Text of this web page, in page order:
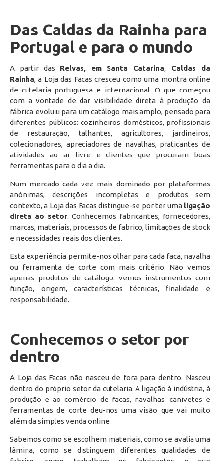
Das Caldas da Rainha para
Portugal e para o mundo
A partir das Relvas, em Santa Catarina, Caldas da
Rainha, a Loja das Facas cresceu como uma montra online
de cutelaria portuguesa e internacional. O que começou
com a vontade de dar visibilidade direta à produção da
fábrica evoluiu para um catálogo mais amplo, pensado para
diferentes públicos: cozinheiros domésticos, profissionais
de restauração, talhantes, agricultores, jardineiros,
colecionadores, apreciadores de navalhas, praticantes de
atividades ao ar livre e clientes que procuram boas
ferramentas para o dia a dia.
Num mercado cada vez mais dominado por plataformas
anónimas, descrições incompletas e produtos sem
contexto, a Loja das Facas distingue-se por ter uma ligação
direta ao setor. Conhecemos fabricantes, fornecedores,
marcas, materiais, processos de fabrico, limitações de stock
e necessidades reais dos clientes.
Esta experiência permite-nos olhar para cada faca, navalha
ou ferramenta de corte com mais critério. Não vemos
apenas produtos de catálogo: vemos instrumentos com
função, origem, características técnicas, finalidade e
responsabilidade.
Conhecemos o setor por
dentro
A Loja das Facas não nasceu de fora para dentro. Nasceu
dentro do próprio setor da cutelaria. A ligação à indústria, à
produção e ao comércio de facas, navalhas, canivetes e
ferramentas de corte deu-nos uma visão que vai muito
além da simples venda online.
Sabemos como se escolhem materiais, como se avalia uma
lâmina, como se distinguem diferentes qualidades de